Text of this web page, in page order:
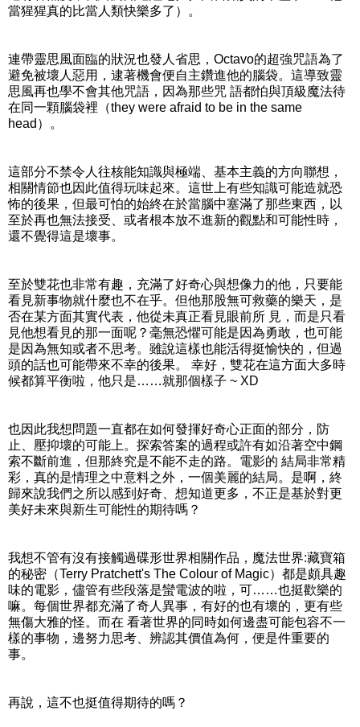
當猩猩真的比當人類快樂多了）。
連帶靈思風面臨的狀況也發人省思，Octavo的超強咒語為了
避免被壞人惡用，逮著機會便自主鑽進他的腦袋。這導致靈
思風再也學不會其他咒語，因為那些咒 語都怕與頂級魔法待
在同一顆腦袋裡（they were afraid to be in the same
head）。
這部分不禁令人往核能知識與極端、基本主義的方向聯想，
相關情節也因此值得玩味起來。這世上有些知識可能造就恐
怖的後果，但最可怕的始終在於當腦中塞滿了那些東西，以
至於再也無法接受、或者根本放不進新的觀點和可能性時，
還不覺得這是壞事。
至於雙花也非常有趣，充滿了好奇心與想像力的他，只要能
看見新事物就什麼也不在乎。但他那股無可救藥的樂天，是
否在某方面其實代表，他從未真正看見眼前所 見，而是只看
見他想看見的那一面呢？毫無恐懼可能是因為勇敢，也可能
是因為無知或者不思考。雖說這樣也能活得挺愉快的，但過
頭的話也可能帶來不幸的後果。 幸好，雙花在這方面大多時
候都算平衡啦，他只是……就那個樣子 ~ XD
也因此我想問題一直都在如何發揮好奇心正面的部分，防
止、壓抑壞的可能上。探索答案的過程或許有如沿著空中鋼
索不斷前進，但那終究是不能不走的路。電影的 結局非常精
彩，真的是情理之中意料之外，一個美麗的結局。是啊，終
歸來說我們之所以感到好奇、想知道更多，不正是基於對更
美好未來與新生可能性的期待嗎？
我想不管有沒有接觸過碟形世界相關作品，魔法世界:藏寶箱
的秘密（Terry Pratchett's The Colour of Magic）都是頗具趣
味的電影，儘管有些段落是蠻電波的啦，可……也挺歡樂的
嘛。每個世界都充滿了奇人異事，有好的也有壞的，更有些
無傷大雅的怪。而在 看著世界的同時如何邊盡可能包容不一
樣的事物，邊努力思考、辨認其價值為何，便是件重要的
事。
再說，這不也挺值得期待的嗎？